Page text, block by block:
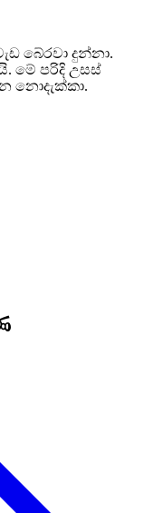
බේරවා දුන්නා.
මේ පරිදි උසස්
නොදැක්කා.